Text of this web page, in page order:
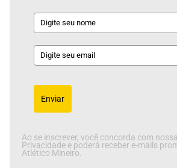
Enviar
Ao se inscrever, você concorda com
Privacidade e poderá receber e-mails
Atlético Mineiro.